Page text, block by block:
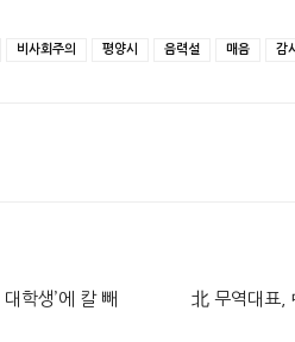
비사회주의 평양시 음력설 매음 감
학생’에 칼 빼
北 무역대표,